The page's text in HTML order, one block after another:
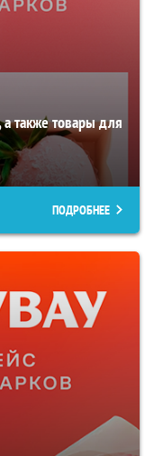
также товары для
ПОДРОБНЕЕ